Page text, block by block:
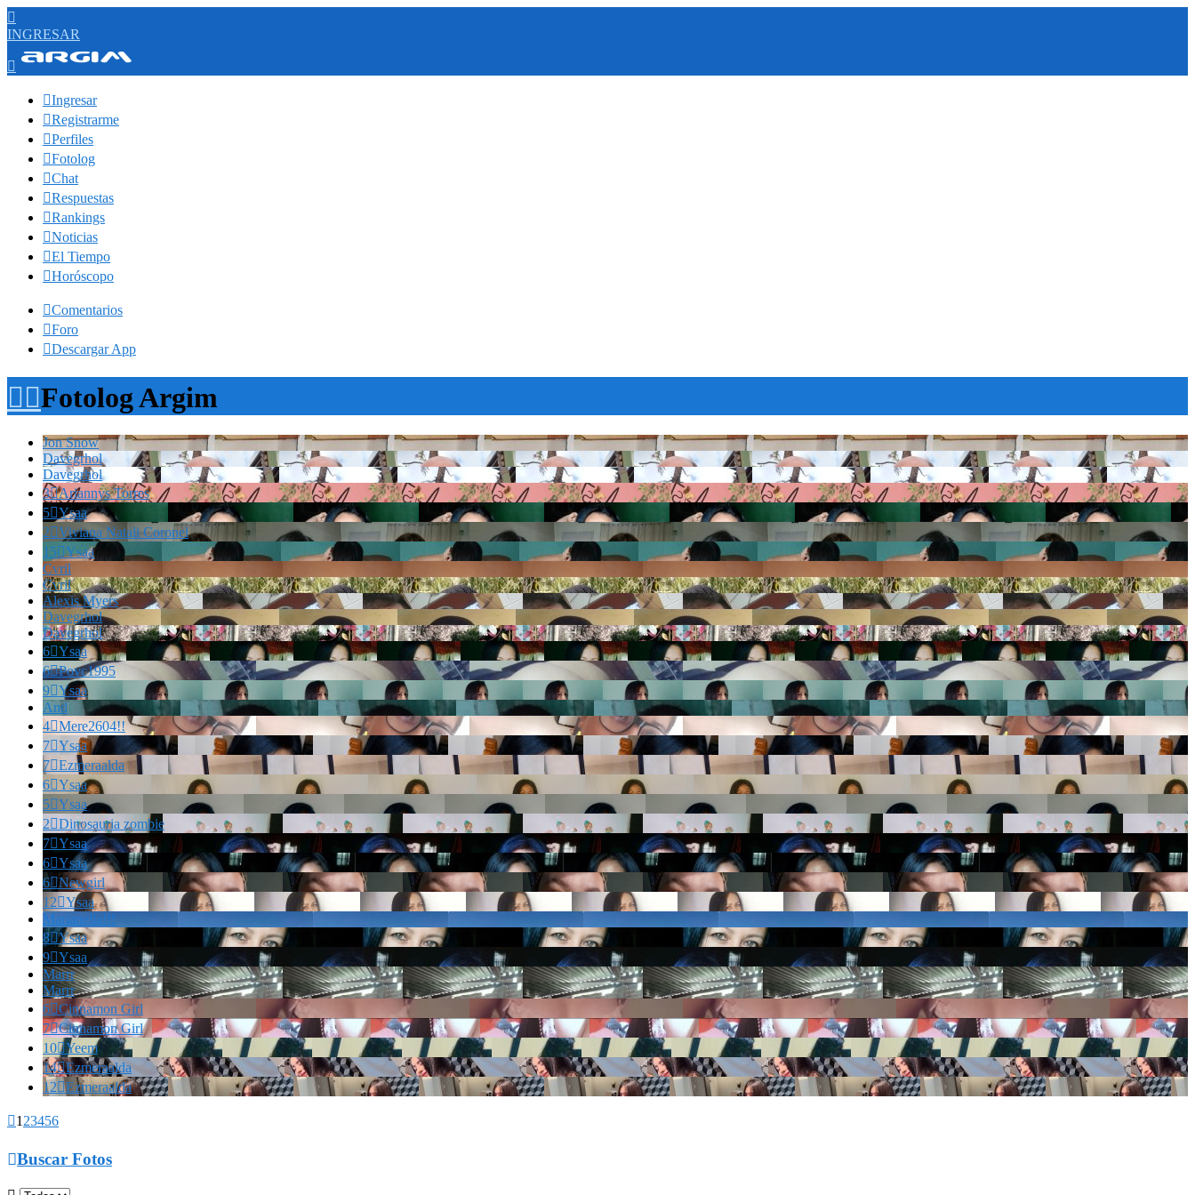

INGRESAR

Ingresar
Registrarme
Perfiles
Fotolog
Chat
Respuestas
Rankings
Noticias
El Tiempo
Horóscopo
Comentarios
Foro
Descargar App
Fotolog Argim
Jon Snow
Davegrhol
Davegrhol
3Ariannys Torres
5Ysaa
2Viviana Natali Coronel
15Ysaa
Cvril
Cvril
Alexis Myers
Davegrhol
Davegrhol
6Ysaa
6Povc1995
9Ysaa
And
4Mere2604!!
7Ysaa
7Ezmeraalda
6Ysaa
5Ysaa
2Dinosauria zombie
7Ysaa
6Ysaa
6Newgirl
12Ysaa
Marianella!!!
8Ysaa
9Ysaa
Marrr
Marrr
6Cinnamon Girl
7Cinnamon Girl
10Yeem
14Ezmeraalda
12Ezmeraalda
1 23456
Buscar Fotos